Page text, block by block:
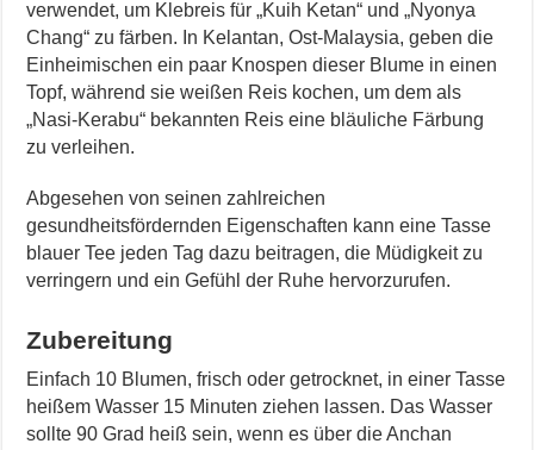
verwendet, um Klebreis für „Kuih Ketan“ und „Nyonya
Chang“ zu färben. In Kelantan, Ost-Malaysia, geben die
Einheimischen ein paar Knospen dieser Blume in einen
Topf, während sie weißen Reis kochen, um dem als
„Nasi-Kerabu“ bekannten Reis eine bläuliche Färbung
zu verleihen.
Abgesehen von seinen zahlreichen
gesundheitsfördernden Eigenschaften kann eine Tasse
blauer Tee jeden Tag dazu beitragen, die Müdigkeit zu
verringern und ein Gefühl der Ruhe hervorzurufen.
Zubereitung
Einfach 10 Blumen, frisch oder getrocknet, in einer Tasse
heißem Wasser 15 Minuten ziehen lassen. Das Wasser
sollte 90 Grad heiß sein, wenn es über die Anchan